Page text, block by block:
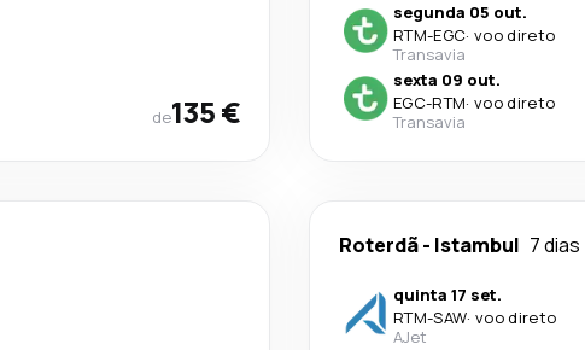
de135 €
segunda 05 out.
RTM-EGC· voo direto
Transavia
sexta 09 out.
EGC-RTM· voo direto
Transavia
Roterdã- Istambul 7 dias
quinta 17 set.
RTM-SAW· voo direto
AJet